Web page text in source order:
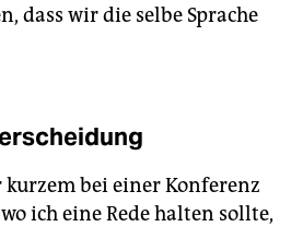
dass wir die selbe Sprache
kurzem bei einer Konferenz
ich eine Rede halten sollte,